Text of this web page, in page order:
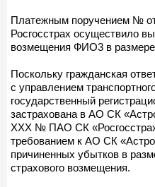
Платежным поручением №
Росгосстрах осуществило
возмещения ФИО3 в размере
Поскольку гражданская
с управлением
государственный
застрахована в АО СК
ХХХ № ПАО СК
требованием к АО СК
причиненных убытков в
страхового возмещения.